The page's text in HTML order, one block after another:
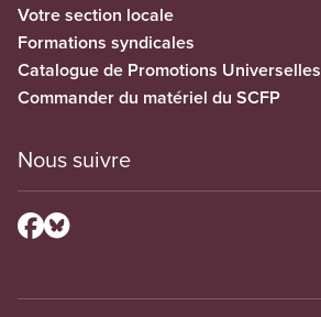
Votre section locale
Formations syndicales
Catalogue de Promotions Universelles
Commander du matériel du SCFP
Nous suivre